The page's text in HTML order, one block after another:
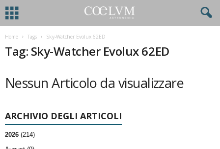
Home Tags Sky-Watcher Evolux 62ED
Tag: Sky-Watcher Evolux 62ED
Nessun Articolo da visualizzare
ARCHIVIO DEGLI ARTICOLI
2026 (214)